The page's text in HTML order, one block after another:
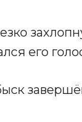
его